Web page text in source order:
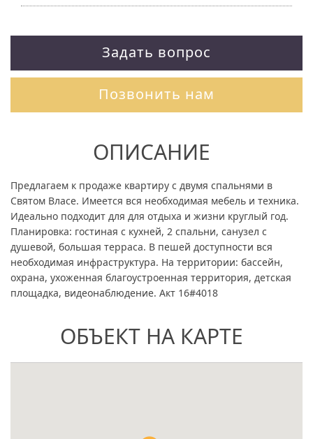
Задать вопрос
Позвонить нам
ОПИСАНИЕ
Предлагаем к продаже квартиру с двумя спальнями в
Святом Власе. Имеется вся необходимая мебель и техника.
Идеально подходит для для отдыха и жизни круглый год.
Планировка: гостиная с кухней, 2 спальни, санузел с
душевой, большая терраса. В пешей доступности вся
необходимая инфраструктура. На территории: бассейн,
охрана, ухоженная благоустроенная территория, детская
площадка, видеонаблюдение. Акт 16#4018
ОБЪЕКТ НА КАРТЕ